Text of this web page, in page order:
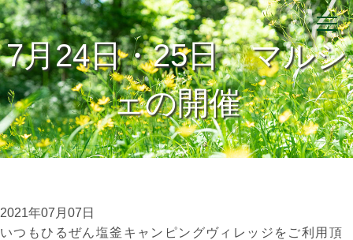
7月24日・25日 マルシ
ェの開催
2021年07月07日
いつもひるぜん塩釜キャンピングヴィレッジをご利用頂